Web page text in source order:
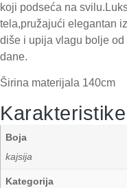
koji podseća na
tela,pružajući elegantan
diše i upija vlagu bolje
dane.
Širina materijala 140cm
Karakteristike
Boja
kajsija
Kategorija